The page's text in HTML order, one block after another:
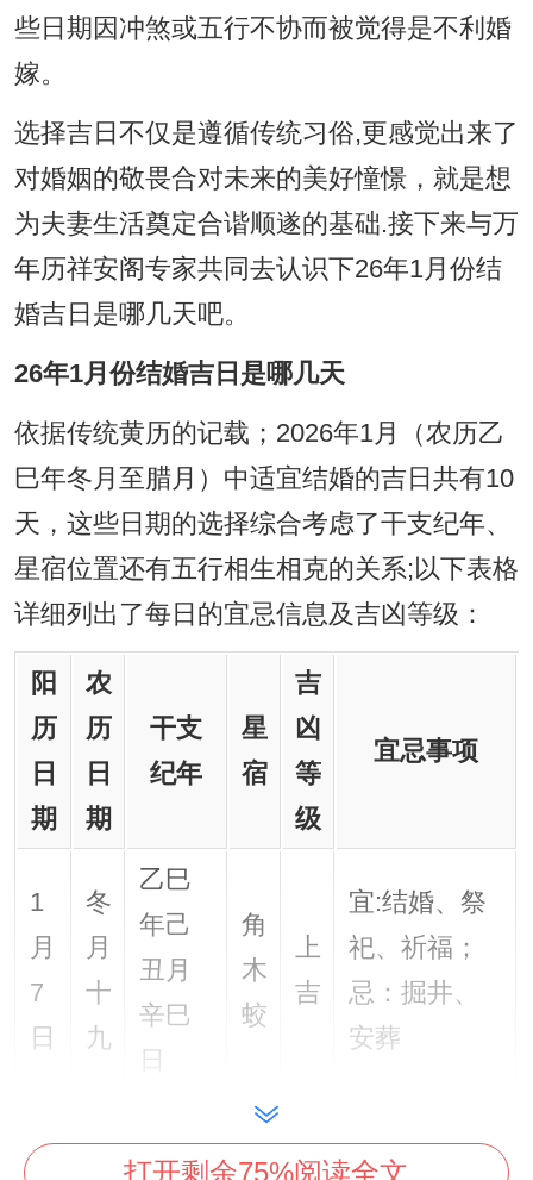
些日期因冲煞或五行不协而被觉得是不利婚
嫁。
选择吉日不仅是遵循传统习俗,更感觉出来了
对婚姻的敬畏合对未来的美好憧憬，就是想
为夫妻生活奠定合谐顺遂的基础.接下来与万
年历祥安阁专家共同去认识下26年1月份结
婚吉日是哪几天吧。
26年1月份结婚吉日是哪几天
依据传统黄历的记载；2026年1月（农历乙
巳年冬月至腊月）中适宜结婚的吉日共有10
天，这些日期的选择综合考虑了干支纪年、
星宿位置还有五行相生相克的关系;以下表格
详细列出了每日的宜忌信息及吉凶等级：
阳
历
日
期
农
历
日
期
干支
纪年
星
宿
吉
凶
等
级
宜忌事项
1
月
7
日
冬
月
十
九
乙巳
年己
丑月
辛巳
日
角
木
蛟
上
吉
宜:结婚、祭
祀、祈福；
忌：掘井、
安葬
1
冬
年己
亢
宜:结婚、开
打开剩余75%阅读全文